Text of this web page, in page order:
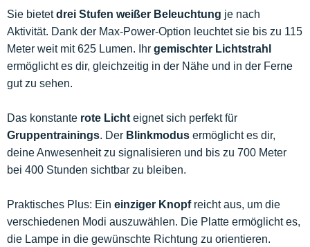
Sie bietetdrei Stufen weißer Beleuchtung je nach
Aktivität. Dank der Max-Power-Option leuchtet sie bis zu 115
Meter weit mit 625 Lumen. Ihr gemischter Lichtstrahl
ermöglicht es dir, gleichzeitig in der Nähe und in der Ferne
gut zu sehen.
Das konstante rote Licht eignet sich perfekt für
Gruppentrainings. Der Blinkmodus ermöglicht es dir,
deine Anwesenheit zu signalisieren und bis zu 700 Meter
bei 400 Stunden sichtbar zu bleiben.
Praktisches Plus: Ein einziger Knopfreicht aus, um die
verschiedenen Modi auszuwählen. Die Platte ermöglicht es,
die Lampe in die gewünschte Richtung zu orientieren.